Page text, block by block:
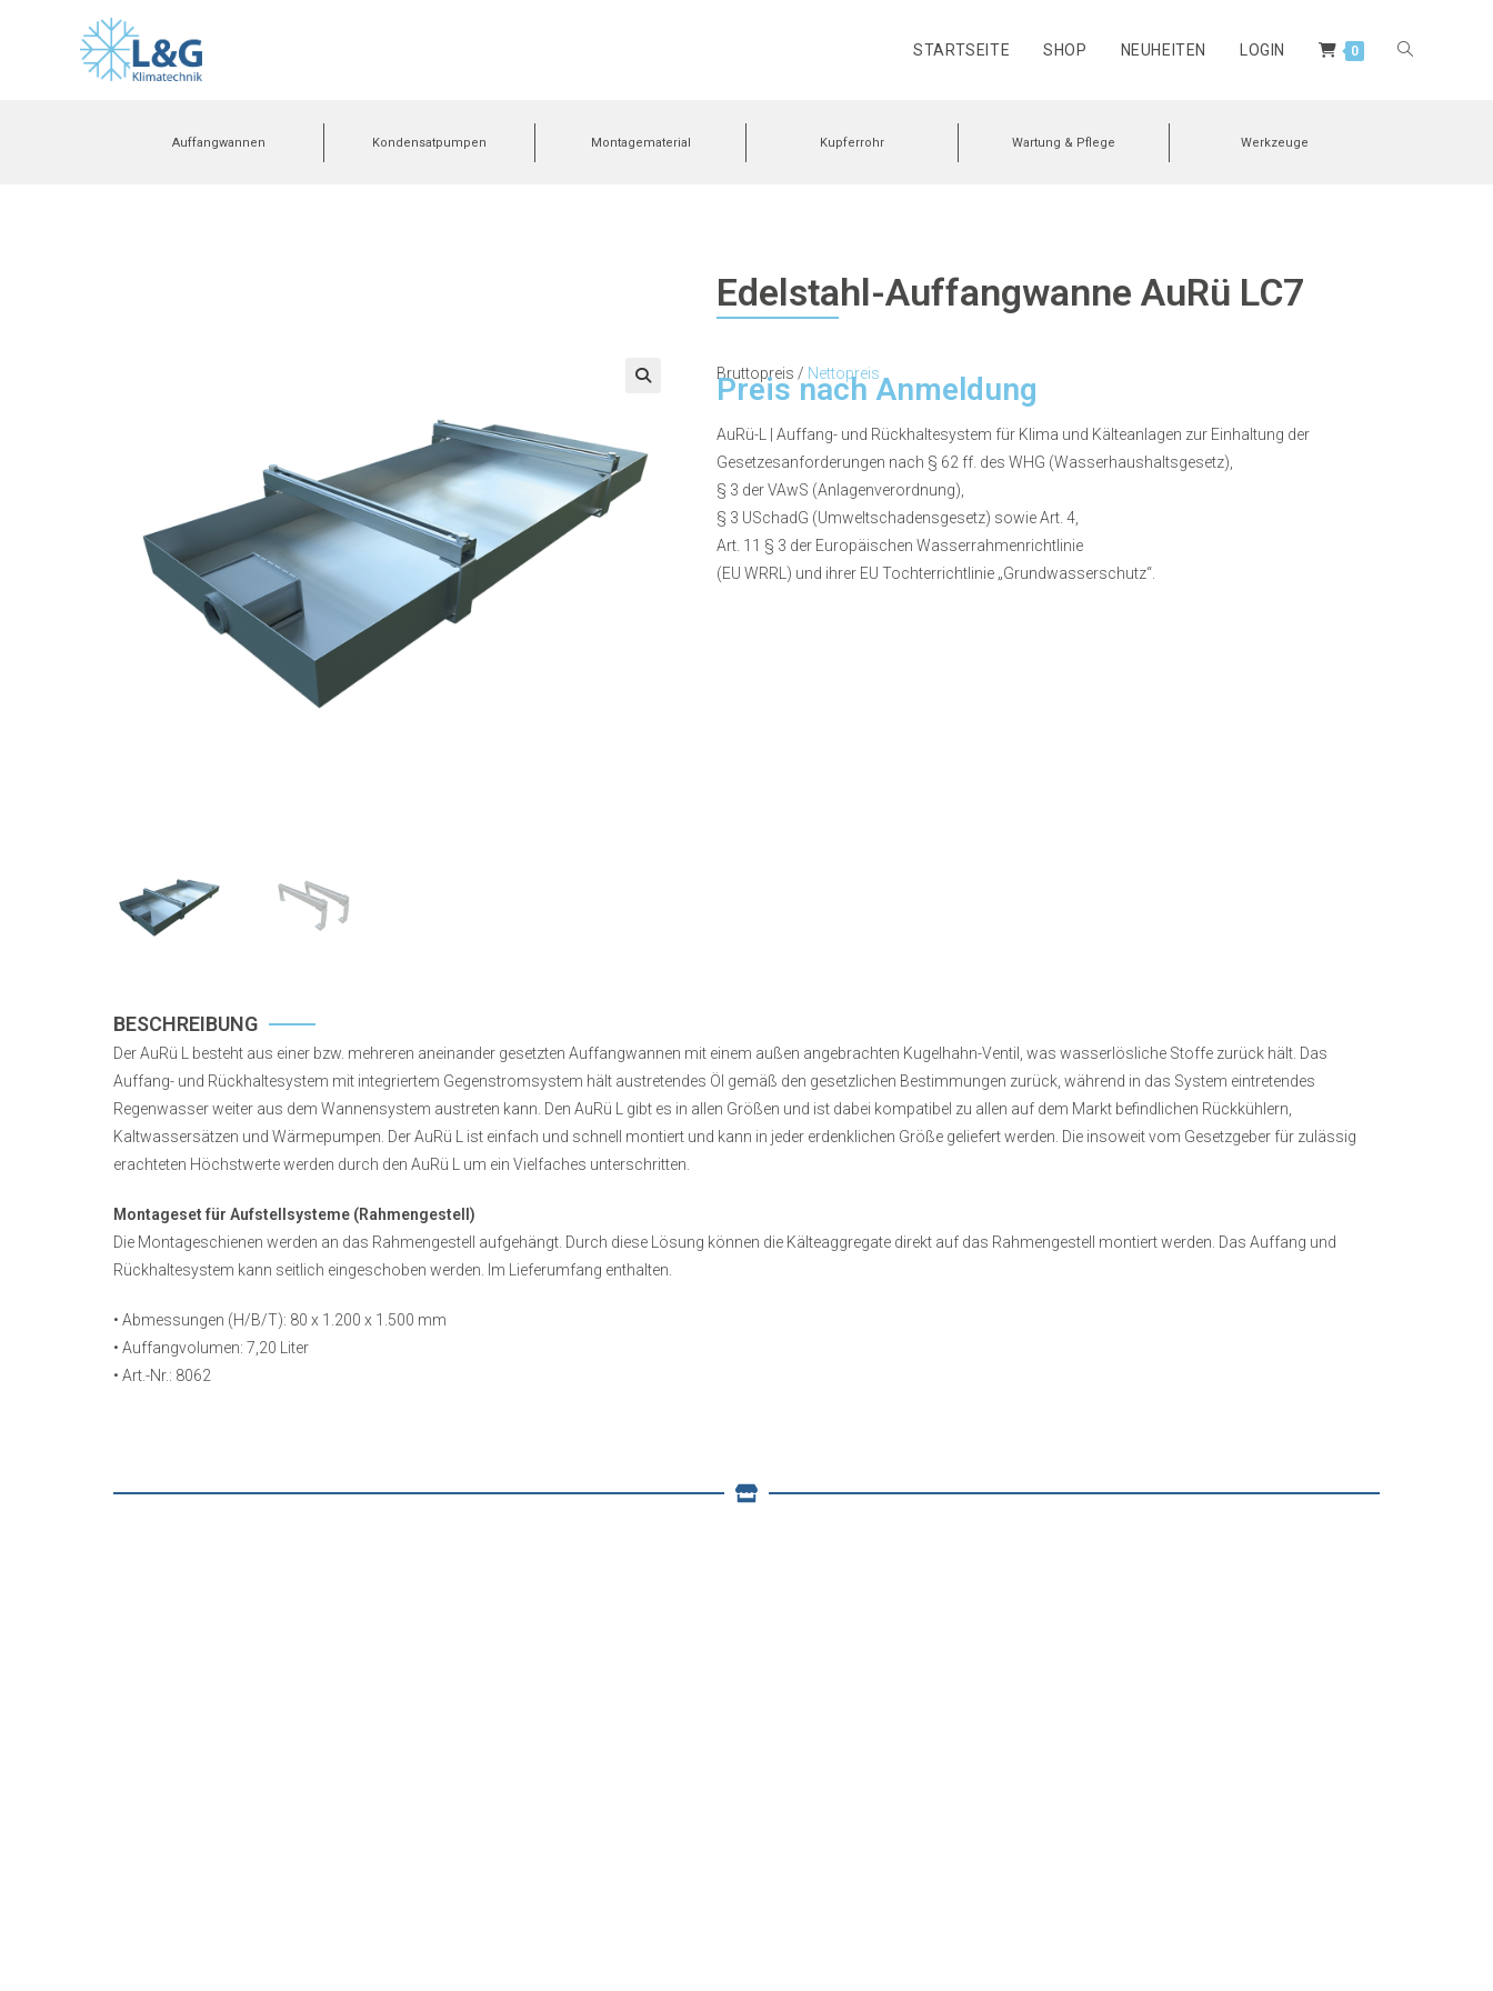
STARTSEITE SHOP NEUHEITEN LOGIN 0
Auffangwannen Kondensatpumpen Montagematerial Kupferrohr Wartung & Pflege Werkzeuge
Edelstahl-Auffangwanne AuRü LC7
Bruttopreis / Nettopreis
Preis nach Anmeldung
AuRü-L | Auffang- und Rückhaltesystem für Klima und Kälteanlagen zur Einhaltung der
Gesetzesanforderungen nach § 62 ff. des WHG (Wasserhaushaltsgesetz),
§ 3 der VAwS (Anlagenverordnung),
§ 3 USchadG (Umweltschadensgesetz) sowie Art. 4,
Art. 11 § 3 der Europäischen Wasserrahmenrichtlinie
(EU WRRL) und ihrer EU Tochterrichtlinie „Grundwasserschutz“.
BESCHREIBUNG
Der AuRü L besteht aus einer bzw. mehreren aneinander gesetzten Auffangwannen mit einem außen angebrachten Kugelhahn-Ventil, was wasserlösliche Stoffe zurück hält. Das
Auffang- und Rückhaltesystem mit integriertem Gegenstromsystem hält austretendes Öl gemäß den gesetzlichen Bestimmungen zurück, während in das System eintretendes
Regenwasser weiter aus dem Wannensystem austreten kann. Den AuRü L gibt es in allen Größen und ist dabei kompatibel zu allen auf dem Markt befindlichen Rückkühlern,
Kaltwassersätzen und Wärmepumpen. Der AuRü L ist einfach und schnell montiert und kann in jeder erdenklichen Größe geliefert werden. Die insoweit vom Gesetzgeber für zulässig
erachteten Höchstwerte werden durch den AuRü L um ein Vielfaches unterschritten.
Montageset für Aufstellsysteme (Rahmengestell)
Die Montageschienen werden an das Rahmengestell aufgehängt. Durch diese Lösung können die Kälteaggregate direkt auf das Rahmengestell montiert werden. Das Auffang und
Rückhaltesystem kann seitlich eingeschoben werden. Im Lieferumfang enthalten.
• Abmessungen (H/B/T): 80 x 1.200 x 1.500 mm
• Auffangvolumen: 7,20 Liter
• Art.-Nr.: 8062